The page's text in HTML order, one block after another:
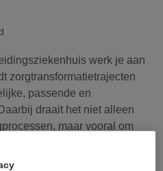
werk je aan
zorgtransformatietrajecten
passende en
draait het niet alleen
maar vooral om